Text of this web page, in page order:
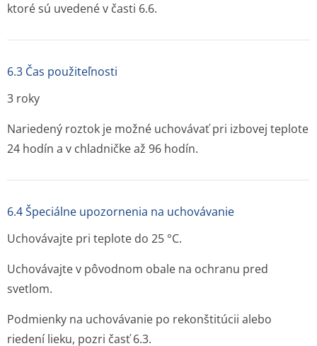
ktoré sú uvedené v časti 6.6.
6.3 Čas použiteľnosti
3 roky
Nariedený roztok je možné uchovávať pri izbovej teplote
24 hodín a v chladničke až 96 hodín.
6.4 Špeciálne upozornenia na uchovávanie
Uchovávajte pri teplote do 25 °C.
Uchovávajte v pôvodnom obale na ochranu pred
svetlom.
Podmienky na uchovávanie po rekonštitúcii alebo
riedení lieku, pozri časť 6.3.